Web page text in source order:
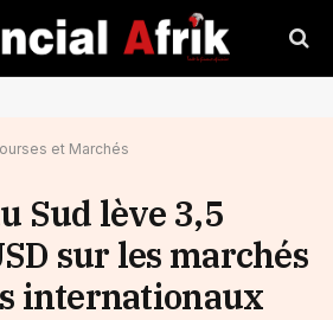
et Marchés
Sud lève 3,5
sur les marchés
internationaux